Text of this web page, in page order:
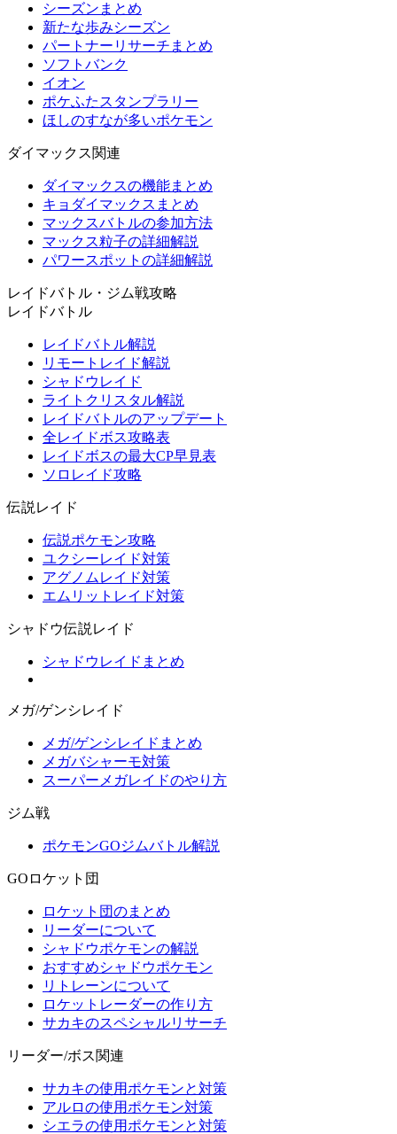
シーズンまとめ
新たな歩みシーズン
パートナーリサーチまとめ
ソフトバンク
イオン
ポケふたスタンプラリー
ほしのすなが多いポケモン
ダイマックス関連
ダイマックスの機能まとめ
キョダイマックスまとめ
マックスバトルの参加方法
マックス粒子の詳細解説
パワースポットの詳細解説
レイドバトル・ジム戦攻略
レイドバトル
レイドバトル解説
リモートレイド解説
シャドウレイド
ライトクリスタル解説
レイドバトルのアップデート
全レイドボス攻略表
レイドボスの最大CP早見表
ソロレイド攻略
伝説レイド
伝説ポケモン攻略
ユクシーレイド対策
アグノムレイド対策
エムリットレイド対策
シャドウ伝説レイド
シャドウレイドまとめ
メガ/ゲンシレイド
メガ/ゲンシレイドまとめ
メガバシャーモ対策
スーパーメガレイドのやり方
ジム戦
ポケモンGOジムバトル解説
GOロケット団
ロケット団のまとめ
リーダーについて
シャドウポケモンの解説
おすすめシャドウポケモン
リトレーンについて
ロケットレーダーの作り方
サカキのスペシャルリサーチ
リーダー/ボス関連
サカキの使用ポケモンと対策
アルロの使用ポケモン対策
シエラの使用ポケモンと対策